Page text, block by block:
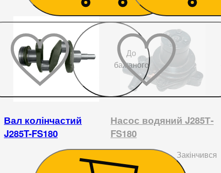
До
бажаного
Вал колінчастий
J285T-FS180
Насос водяний J285Т-
FS180
Закінчився